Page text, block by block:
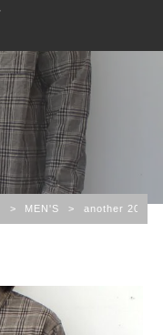
> MEN'S > another 20th